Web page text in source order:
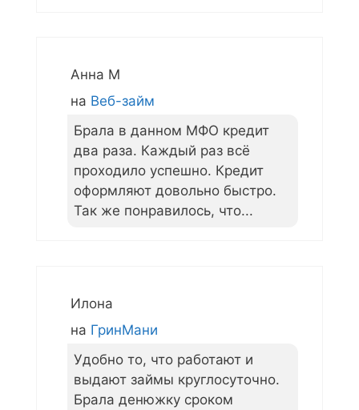
Анна М
на Веб-займ
Брала в данном МФО кредит
два раза. Каждый раз всё
проходило успешно. Кредит
оформляют довольно быстро.
Так же понравилось, что...
Илона
на ГринМани
Удобно то, что работают и
выдают займы круглосуточно.
Брала денюжку сроком